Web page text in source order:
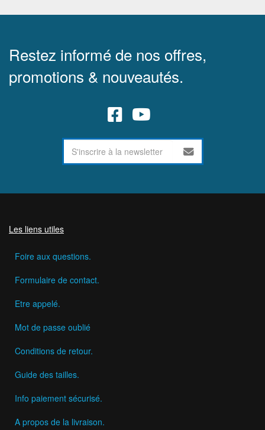
Restez informé de nos offres,
promotions & nouveautés.
Les liens utiles
Foire aux questions.
Formulaire de contact.
Etre appelé.
Mot de passe oublié
Conditions de retour.
Guide des tailles.
Info paiement sécurisé.
A propos de la livraison.